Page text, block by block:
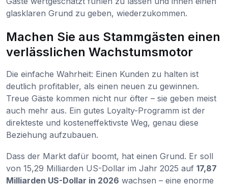
glasklaren Grund zu geben, wiederzukommen.
Machen Sie aus Stammgästen einen
verlässlichen Wachstumsmotor
Die einfache Wahrheit: Einen Kunden zu halten ist
deutlich profitabler, als einen neuen zu gewinnen.
Treue Gäste kommen nicht nur öfter – sie geben meist
auch mehr aus. Ein gutes Loyalty-Programm ist der
direkteste und kosteneffektivste Weg, genau diese
Beziehung aufzubauen.
Dass der Markt dafür boomt, hat einen Grund. Er soll
von 15,29 Milliarden US-Dollar im Jahr 2025 auf 17,87
Milliarden US-Dollar in 2026 wachsen – eine enorme